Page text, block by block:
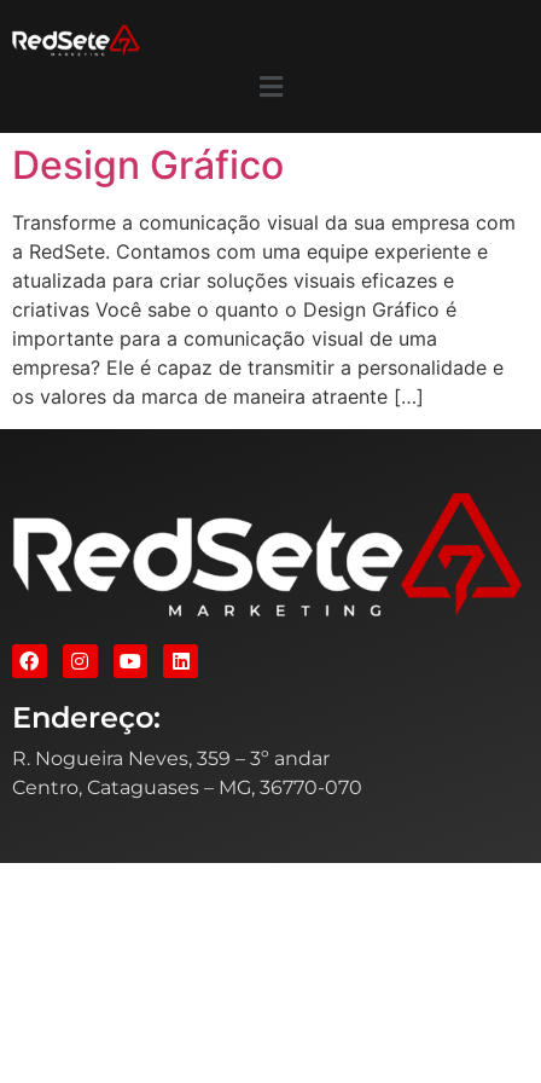
Design Gráfico
Transforme a comunicação visual da sua empresa com
a RedSete. Contamos com uma equipe experiente e
atualizada para criar soluções visuais eficazes e
criativas Você sabe o quanto o Design Gráfico é
importante para a comunicação visual de uma
empresa? Ele é capaz de transmitir a personalidade e
os valores da marca de maneira atraente […]
Endereço:
R. Nogueira Neves, 359 – 3º andar
Centro, Cataguases – MG, 36770-070